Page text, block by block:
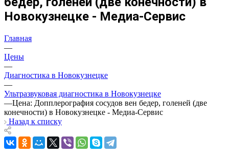
Новокузнецке - Медиа-Сервис
Главная
—
Цены
—
Диагностика в Новокузнецке
—
Ультразвуковая диагностика в Новокузнецке
—Цена: Допплерография сосудов вен бедер, голеней (две
конечности) в Новокузнецке - Медиа-Сервис
Назад к списку